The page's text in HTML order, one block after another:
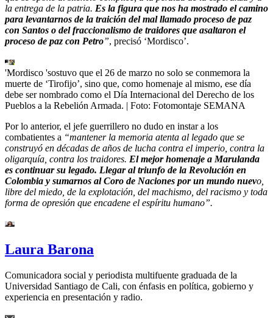
la entrega de la patria. Es la figura que nos ha mostrado el camino
para levantarnos de la traición del mal llamado proceso de paz
con Santos o del fraccionalismo de traidores que asaltaron el
proceso de paz con Petro”, precisó ‘Mordisco’.
'Mordisco 'sostuvo que el 26 de marzo no solo se conmemora la
muerte de ‘Tirofijo’, sino que, como homenaje al mismo, ese día
debe ser nombrado como el Día Internacional del Derecho de los
Pueblos a la Rebelión Armada. | Foto: Fotomontaje SEMANA
Por lo anterior, el jefe guerrillero no dudo en instar a los
combatientes a “mantener la memoria atenta al legado que se
construyó en décadas de años de lucha contra el imperio, contra la
oligarquía, contra los traidores. El mejor homenaje a Marulanda
es continuar su legado. Llegar al triunfo de la Revolución en
Colombia y sumarnos al Coro de Naciones por un mundo nuevo,
libre del miedo, de la explotación, del machismo, del racismo y toda
forma de opresión que encadene el espíritu humano”.
Laura Barona
Comunicadora social y periodista multifuente graduada de la
Universidad Santiago de Cali, con énfasis en política, gobierno y
experiencia en presentación y radio.